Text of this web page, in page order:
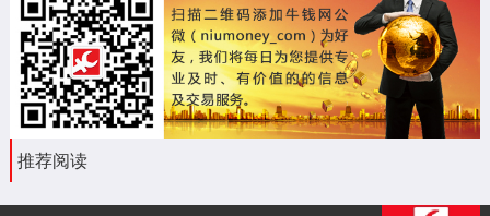
推荐阅读